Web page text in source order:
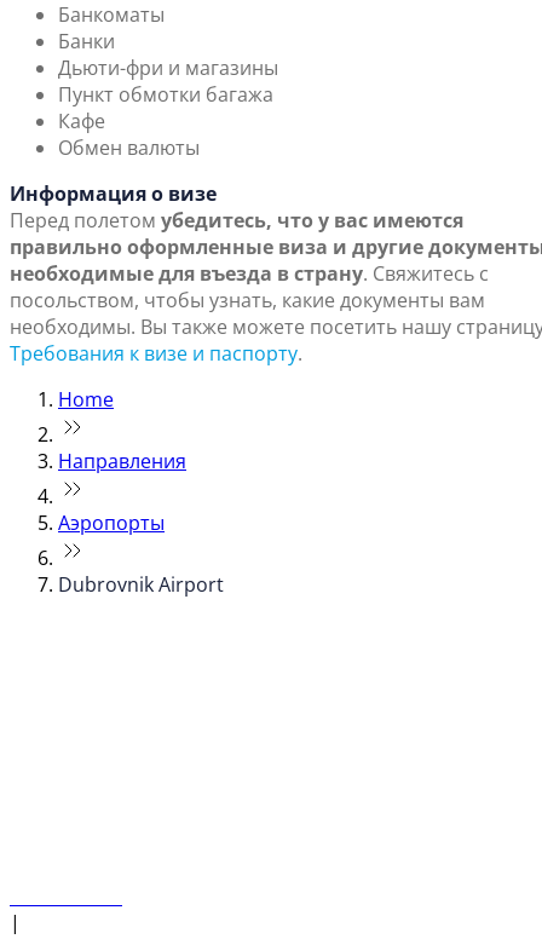
Банкоматы
Банки
Дьюти-фри и магазины
Пункт обмотки багажа
Кафе
Обмен валюты
Информация о визе
Перед полетом убедитесь, что у вас имеются
правильно оформленные виза и другие
необходимые для въезда в страну. Свяжитесь с
посольством, чтобы узнать, какие документы вам
необходимы. Вы также можете посетить нашу
Требования к визе и паспорту.
Home
Направления
Аэропорты
Dubrovnik Airport
|